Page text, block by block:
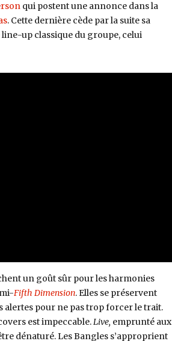
qui postent une annonce dans la
. Cette dernière cède par la suite sa
up classique du groupe, celui
un goût sûr pour les harmonies
Fifth Dimension. Elles se préservent
pour ne pas trop forcer le trait.
est impeccable.Live, emprunté aux
dénaturé. Les Bangles s’approprient